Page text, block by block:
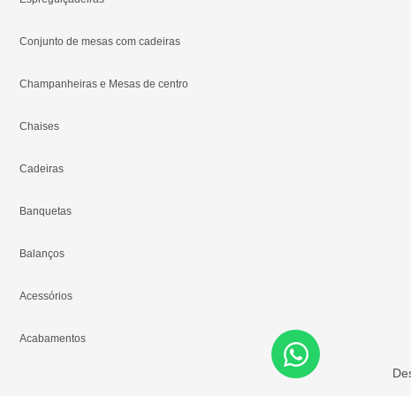
Conjunto de mesas com cadeiras
Champanheiras e Mesas de centro
Chaises
Cadeiras
Banquetas
Balanços
Acessórios
Acabamentos